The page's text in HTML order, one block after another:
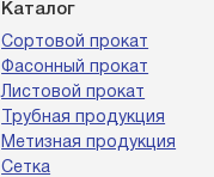
Каталог
Сортовой прокат
Фасонный прокат
Листовой прокат
Трубная продукция
Метизная продукция
Сетка